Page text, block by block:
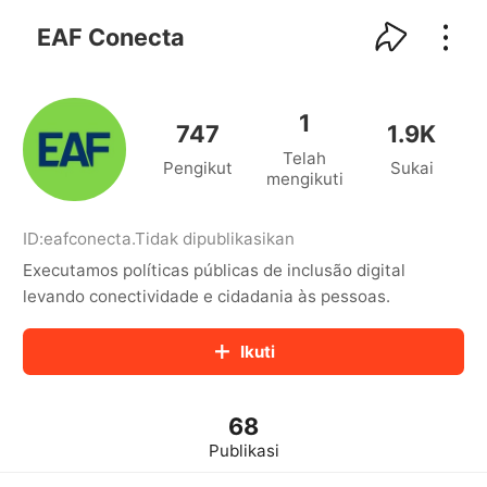
EAF Conecta
747
Pengikut
1
Telah
mengikuti
1.9K
Sukai
ID:eafconecta.Tidak dipublikasikan
Executamos políticas públicas de inclusão digital
levando conectividade e cidadania às pessoas.
Ikuti
68
Publikasi
kwaikwaikwaikwaikwaikwaikwaikwaikwaikwaikwaikwai
kwaikwaikwaikwaikwaikwaikwaikwai
kwaikwaikwaikwaikwaikwaikwaikwaikwaikwaikwaikwai
kwaikwaikwaikwaikwaikwaikwaikwai
kwaikwaikwaikwaikwaikwaikwaikwaikwaikwaikwaikwai
kwaikwaikwaikwaikwaikwaikwaikwai
kwaikwaikwaikwaikwaikwaikwaikwai
kwaikwaikwaikwaikwaikwaikwaikwaikwaikwaikwaikwai
kwaikwaikwaikwaikwaikwaikwaikwai
kwaikwaikwaikwaikwaikwaikwaikwaikwaikwaikwaikwai
kwaikwaikwaikwaikwaikwaikwaikwai
kwaikwaikwaikwaikwaikwaikwaikwaikwaikwaikwaikwai
kwaikwaikwaikwaikwaikwaikwaikwai
kwaikwaikwaikwaikwaikwaikwaikwai
kwaikwaikwaikwaikwaikwaikwaikwaikwaikwaikwaikwai